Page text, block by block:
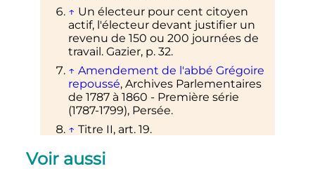
↑ Un électeur pour cent citoyen
actif, l'électeur devant justifier un
revenu de 150 ou 200 journées de
travail. Gazier, p. 32.
↑ Amendement de l'abbé Grégoire
repoussé, Archives Parlementaires
de 1787 à 1860 - Première série
(1787-1799), Persée.
↑ Titre II, art. 19.
↑En renonçant à leur traitement.
Voir aussi